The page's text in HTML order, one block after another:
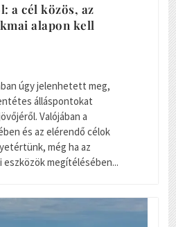
a cél közös, az
alapon kell
úgy jelenhetett meg,
álláspontokat
Valójában a
és az elérendő célok
még ha az
eszközök megítélésében...